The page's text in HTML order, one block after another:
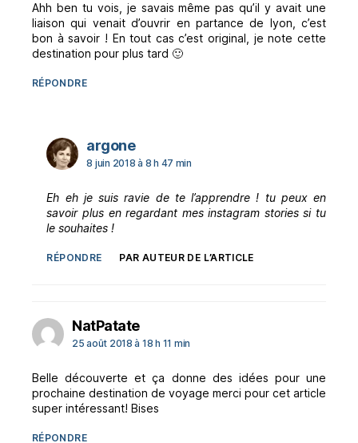
Ahh ben tu vois, je savais même pas qu’il y avait une
liaison qui venait d’ouvrir en partance de lyon, c’est
bon à savoir ! En tout cas c’est original, je note cette
destination pour plus tard 🙂
RÉPONDRE
argonedit :
8 juin 2018 à 8 h 47 min
Eh eh je suis ravie de te l’apprendre ! tu peux en
savoir plus en regardant mes instagram stories si tu
le souhaites !
RÉPONDRE PAR AUTEUR DE L’ARTICLE
NatPatatedit :
25 août 2018 à 18 h 11 min
Belle découverte et ça donne des idées pour une
prochaine destination de voyage merci pour cet article
super intéressant! Bises
RÉPONDRE